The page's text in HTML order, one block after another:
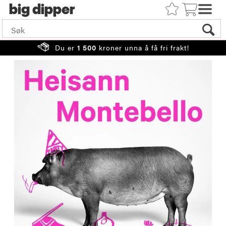
big
Du er 1 500 kroner unna å få fri frakt!